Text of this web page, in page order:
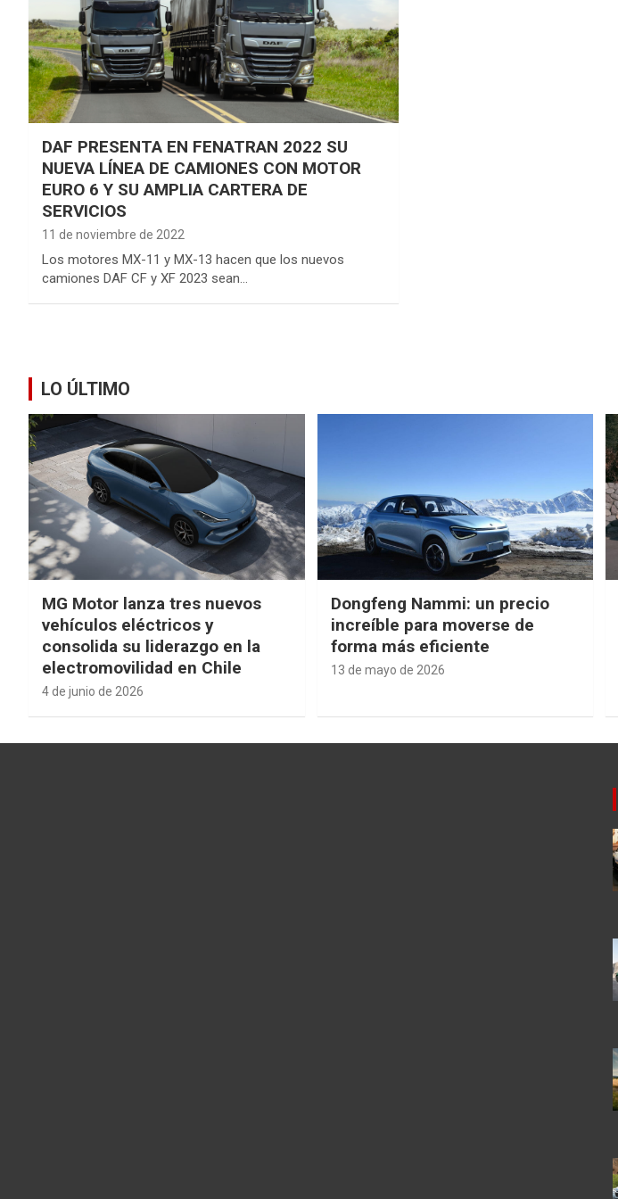
DAF PRESENTA EN FENATRAN 2022 SU
NUEVA LÍNEA DE CAMIONES CON MOTOR
EURO 6 Y SU AMPLIA CARTERA DE
SERVICIOS
11 de noviembre de 2022
Los motores MX-11 y MX-13 hacen que los nuevos
camiones DAF CF y XF 2023 sean…
LO ÚLTIMO
MG Motor lanza tres nuevos
vehículos eléctricos y
consolida su liderazgo en la
electromovilidad en Chile
4 de junio de 2026
Dongfeng Nammi: un precio
increíble para moverse de
forma más eficiente
13 de mayo de 2026